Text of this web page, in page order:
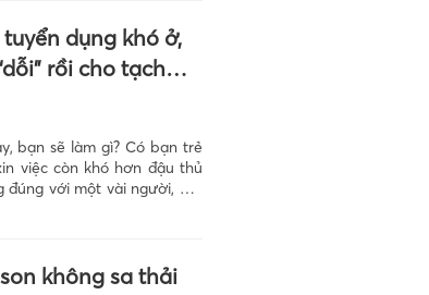
dụng khó ở,
rồi cho tạch
bạn sẽ làm gì? Có bạn trẻ
việc còn khó hơn đậu thủ
đúng với một vài người, bởi
không sa thải